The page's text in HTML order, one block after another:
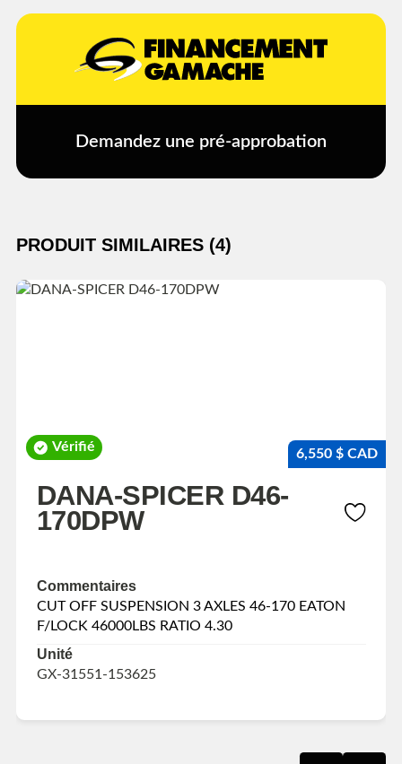
Demandez une pré-approbation
PRODUIT SIMILAIRES (4)
Vérifié 6,550 $ CAD
DANA-SPICER D46-
170DPW
Commentaires
CUT OFF SUSPENSION 3 AXLES 46-170 EATON
F/LOCK 46000LBS RATIO 4.30
Unité
GX-31551-153625